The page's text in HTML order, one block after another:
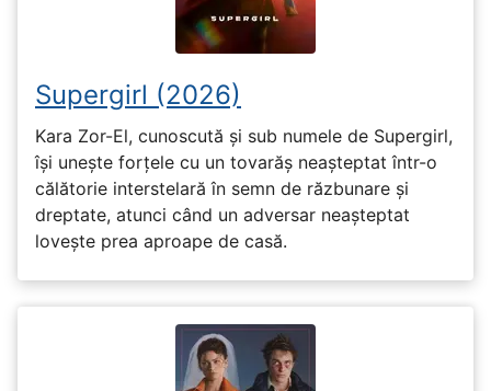
Supergirl (2026)
Kara Zor-El, cunoscută și sub numele de Supergirl,
își unește forțele cu un tovarăș neașteptat într-o
călătorie interstelară în semn de răzbunare și
dreptate, atunci când un adversar neașteptat
lovește prea aproape de casă.